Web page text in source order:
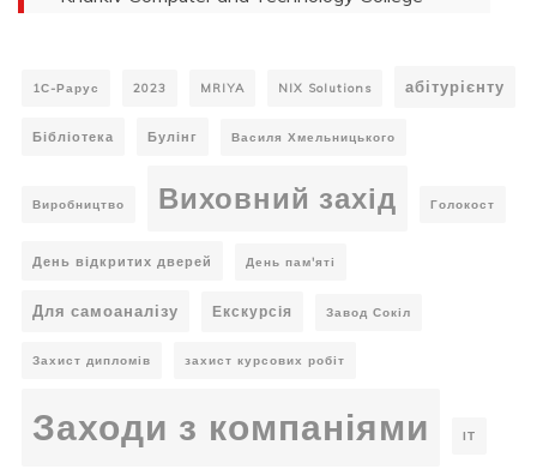
1С-Рарус 2023 MRIYA NIX Solutions абітурієнту
Бібліотека Булінг Василя Хмельницького
Виробництво Виховний захід Голокост
День відкритих дверей День пам'яті
Для самоаналізу Екскурсія Завод Сокіл
Захист дипломів захист курсових робіт
Заходи з компаніями ІТ